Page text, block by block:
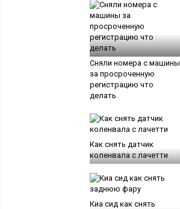
Сняли номера с машины
за просроченную
регистрацию что
делать
Как снять датчик
коленвала с лачетти
Киа сид как снять